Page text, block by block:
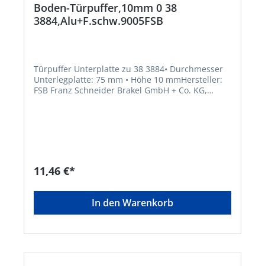
Boden-Türpuffer,10mm 0 38
3884,Alu+F.schw.9005FSB
Türpuffer Unterplatte zu 38 3884• Durchmesser
Unterlegplatte: 75 mm • Höhe 10 mmHersteller:
FSB Franz Schneider Brakel GmbH + Co. KG,
11,46 €*
In den Warenkorb